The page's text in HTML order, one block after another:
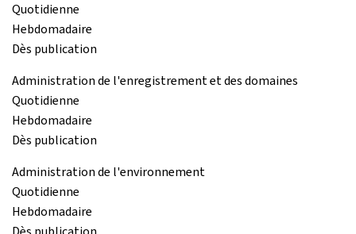
Quotidienne
Hebdomadaire
Dès publication
Administration de l'enregistrement et des domaines
Quotidienne
Hebdomadaire
Dès publication
Administration de l'environnement
Quotidienne
Hebdomadaire